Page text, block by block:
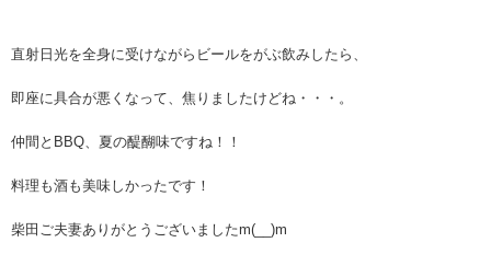
直射日光を全身に受けながらビールをがぶ飲みしたら、
即座に具合が悪くなって、焦りましたけどね・・・。
仲間とBBQ、夏の醍醐味ですね！！
料理も酒も美味しかったです！
柴田ご夫妻ありがとうございましたm(__)m